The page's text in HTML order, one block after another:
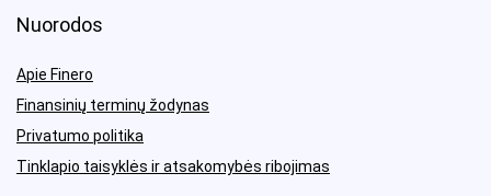
Nuorodos
Apie Finero
Finansinių terminų žodynas
Privatumo politika
Tinklapio taisyklės ir atsakomybės ribojimas